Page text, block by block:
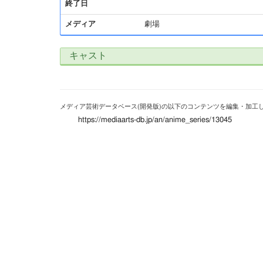
終了日
メディア 劇場
キャスト
メディア芸術データベース(開発版)の以下のコンテンツを編集・加工
https://mediaarts-db.jp/an/anime_series/13045